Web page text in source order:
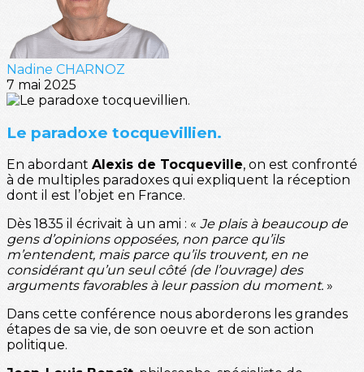
Nadine CHARNOZ
7 mai 2025
Le paradoxe tocquevillien.
En abordant Alexis de Tocqueville, on est confronté
à de multiples paradoxes qui expliquent la réception
dont il est l’objet en France.
Dès 1835 il écrivait à un ami : « Je plais à beaucoup de
gens d’opinions opposées, non parce qu’ils
m’entendent, mais parce qu’ils trouvent, en ne
considérant qu’un seul côté (de l’ouvrage) des
arguments favorables à leur passion du moment. »
Dans cette conférence nous aborderons les grandes
étapes de sa vie, de son oeuvre et de son action
politique.